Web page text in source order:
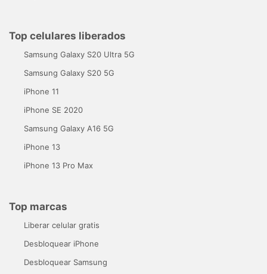
Top celulares liberados
Samsung Galaxy S20 Ultra 5G
Samsung Galaxy S20 5G
iPhone 11
iPhone SE 2020
Samsung Galaxy A16 5G
iPhone 13
iPhone 13 Pro Max
Top marcas
Liberar celular gratis
Desbloquear iPhone
Desbloquear Samsung